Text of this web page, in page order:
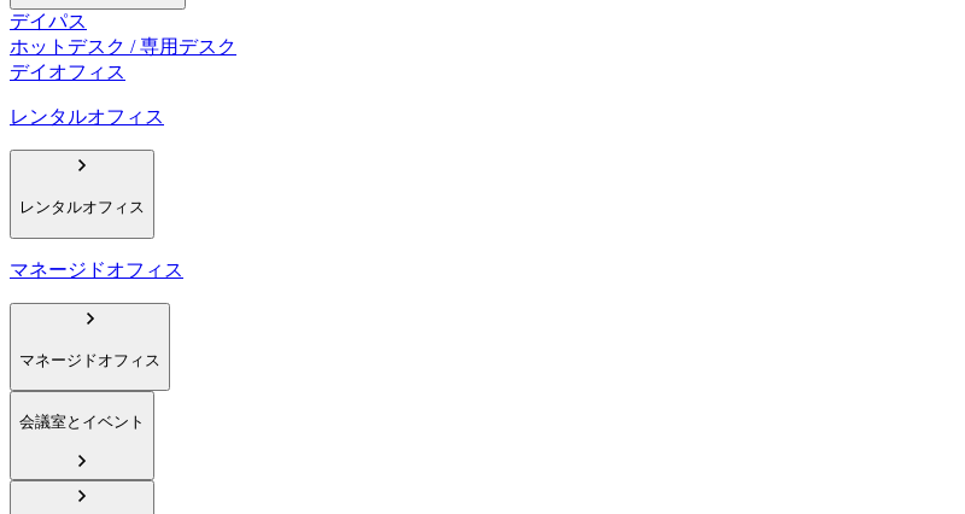
デイパス
ホットデスク / 専用デスク
デイオフィス
レンタルオフィス
レンタルオフィス
マネージドオフィス
マネージドオフィス
会議室とイベント